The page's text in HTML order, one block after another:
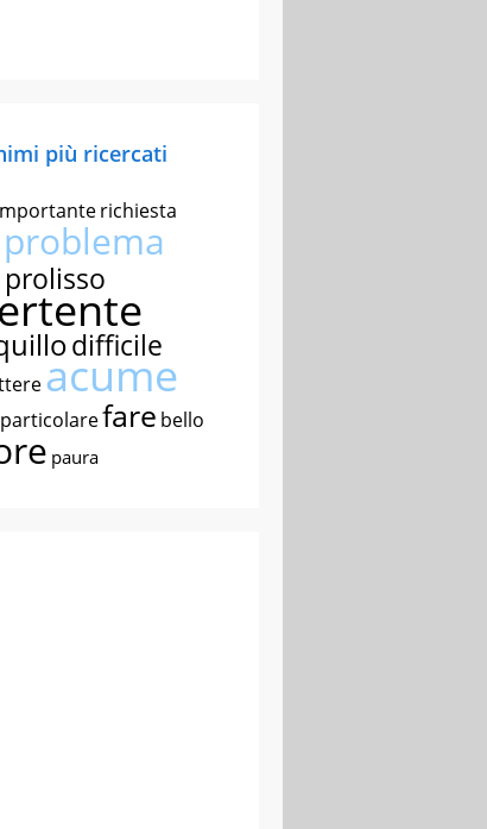
più ricercati
richiesta
problema
prolisso
difficile
acume
particolarefare bello
paura